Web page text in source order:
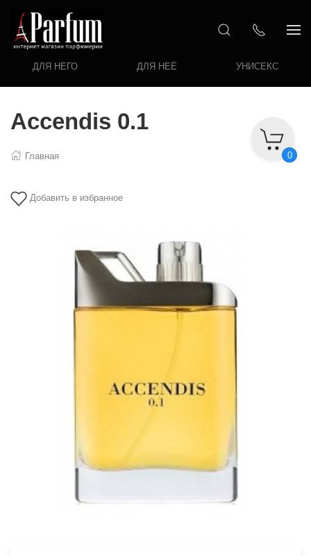
ДЛЯ НЕГО ДЛЯ НЕЁ УНИСЕКС
0
Accendis 0.1
Главная
Добавить в избранное